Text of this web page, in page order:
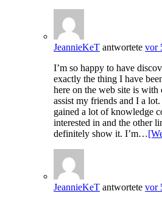
JeannieKeT antwortete vor
I’m so happy to have
exactly the thing I have
here on the web site is
assist my friends and I a
gained a lot of knowledge
interested in and the other
definitely show it. I’m…
JeannieKeT antwortete vor